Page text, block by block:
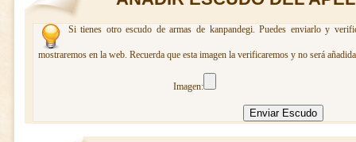
Si tienes otro escudo de armas de kanpandegi. Puedes enviarlo y
mostraremos en la web. Recuerda que esta imagen la verificaremos y no será
Imagen: